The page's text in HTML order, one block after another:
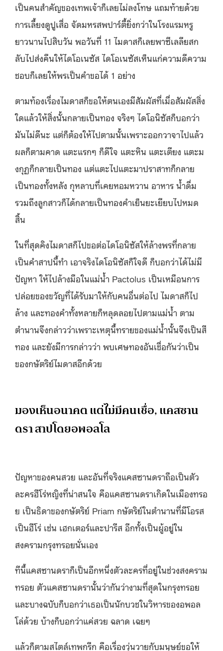
เป็นคนสำคัญของเทพเจ้าก็เลยไม่ลงโทษ แถมท้ายด้วย
การเลี้ยงดูปูเสื่อ จัดมหรสพปาร์ตี้ยิ่งกว่าในโรงแรมหรู
ยาวนานไปสิบวัน พอวันที่ 11 ไมดาสก็เลยพาซีเลลียสก
ลับไปส่งคืนให้ไดโอเนซัส ไดโอเนซัสเห็นแก่ความดีความ
ชอบก็เลยให้พรเป็นคำขอได้ 1 อย่าง
ตามท้องเรื่องไมดาสก็ขอให้ตนเองมีสัมผัสที่เมื่อสัมผัสสิ่ง
ใดแล้วให้สิ่งนั้นกลายเป็นทอง จริงๆ ไดโอนิซัสก็บอกว่า
มันไม่ดีนะ แต่ก็ต้องให้ไปตามนั้นเพราะออกวาจาไปแล้ว
ผลก็ตามคาด แตะแรกๆ ก็ดีใจ แตะหิน แตะเตียง แตะม
งกุฏก็กลายเป็นทอง แต่แตะไปแตะมาปราสาทก็กลาย
เป็นทองทั้งหลัง กุหลาบที่เคยหอมหวาน อาหาร น้ำดื่ม
รวมถึงลูกสาวก็ได้กลายเป็นทองคำเย็นยะเยียบไปหมด
สิ้น
ในที่สุดคิงไมดาสก็ไปขอต่อไดโอนิซัสให้ล้างพรที่กลาย
เป็นคำสาปนี้ทำ เอาจริงไดโอนิซัสก็ใจดี ก็บอกว่าได้ไม่มี
ปัญหา ให้ไปล้างมือในแม่น้ำ Pactolus เป็นเหมือนการ
ปล่อยของขวัญที่ได้รับมาให้กับคนอื่นต่อไป ไมดาสก็ไป
ล้าง และทองคำทั้งหลายก็หลุดลอยไปตามแม่น้ำ ตาม
ตำนานจึงกล่าวว่าเพราะเหตุนี้ทรายของแม่น้ำนั้นจึงเป็นสี
ทอง และยังมีการกล่าวว่า พบเศษทองอันเชื่อกันว่าเป็น
ของกษัตริย์ไมดาสอีกด้วย
มองเห็นอนาคต แต่ไม่มีคนเชื่อ, แคสซาน
ดรา สาปโดยอพอลโล
ปัญหาของคนสวย และอันที่จริงแคสซานดราถือเป็นตัว
ละครฮีโร่หญิงที่น่าสนใจ คือแคสซานดราเกิดในเมืองทรอ
ย เป็นธิดาของกษัตริย์ Priam กษัตริย์ในตำนานที่มีโอรส
เป็นฮีโร่ เช่น เฮกเตอร์และปารีส อีกทั้งเป็นผู้อยู่ใน
สงครามกรุงทรอยนั่นเอง
ทีนี้แคสซานดราก็เป็นอีกหนึ่งตัวละครที่อยู่ในช่วงสงคราม
ทรอย ตัวแคสซานดรานั้นว่ากันว่างามที่สุดในกรุงทรอย
และบางฉบับก็บอกว่าเธอเป็นนักบวชในวิหารของอพอล
โล่ด้วย บ้างก็บอกว่าแค่สวย ฉลาด เฉยๆ
แล้วก็ตามสไตล์เทพกรีก คือเรื่องวุ่นวายกับมนุษย์ขอให้